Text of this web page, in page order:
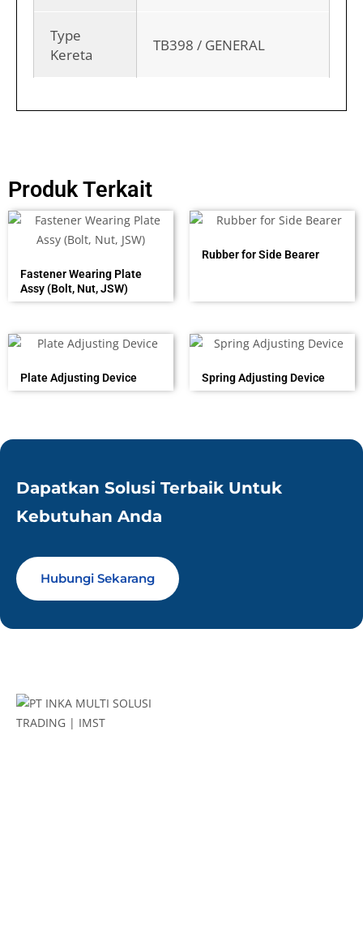
Type
Kereta
TB398 / GENERAL
Produk Terkait
Fastener Wearing Plate
Assy (Bolt, Nut, JSW)
Rubber for Side Bearer
Plate Adjusting Device Spring Adjusting Device
Dapatkan Solusi Terbaik Untuk
Kebutuhan Anda
Hubungi Sekarang